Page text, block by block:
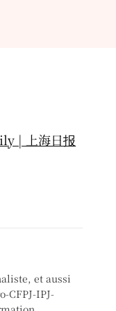
| 上海日报
et aussi
CFPJ-IPJ-